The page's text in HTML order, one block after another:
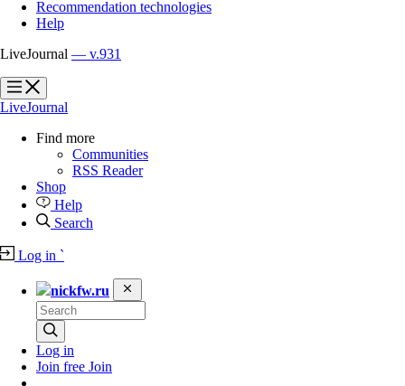
Recommendation technologies
Help
LiveJournal — v.931
?
?
LiveJournal
Find more
Communities
RSS Reader
Shop
Help
Search
Log in `
nickfw.ru
Log in
Join free Join